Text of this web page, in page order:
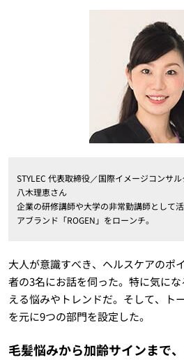
STYLEC 代表取締役／国際イメージコンサル
八木理恵さん
企業の研修講師や大学の非常勤講師として
アブランド「ROGEN」をローンチ。
大人が意識すべき、ヘルスケアのポ
者の3名にお話を伺った。特に気に
える悩みやトレンドだ。そして、ト
を元に9つの部門を設定した。
毛髪悩みから加齢サインまで